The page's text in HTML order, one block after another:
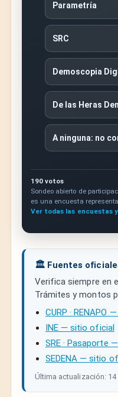
Parametría
SRC
Demoscopia
De las Heras
A ninguna: no
190 votos
Sondeo abierto de
es una encuesta
Ver todas las encuestas
🏛️ Fuentes
Verifica siempre en
Trámites y montos
CURP · RENAPO
INE — sitio oficial
SRE · Pasaporte
SEDENA — sitio
Última actualización: